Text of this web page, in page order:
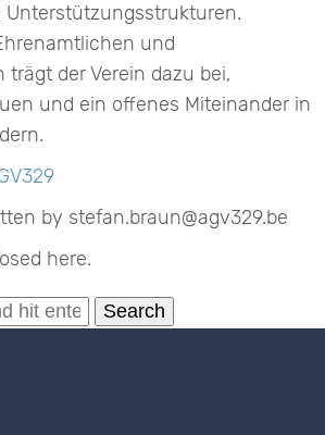
Unterstützungsstrukturen.
und
trägt der Verein dazu bei,
und ein offenes Miteinander in
by stefan.braun@agv329.be
here.
Search